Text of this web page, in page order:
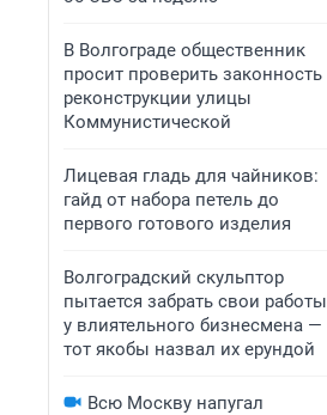
В Волгограде общественник
просит проверить законность
реконструкции улицы
Коммунистической
Лицевая гладь для чайников:
гайд от набора петель до
первого готового изделия
Волгоградский скульптор
пытается забрать свои работы
у влиятельного бизнесмена —
тот якобы назвал их ерундой
Всю Москву напугал